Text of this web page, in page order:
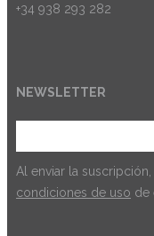
+34 938 293 282
NEWSLETTER
Al enviar la
condiciones de uso de